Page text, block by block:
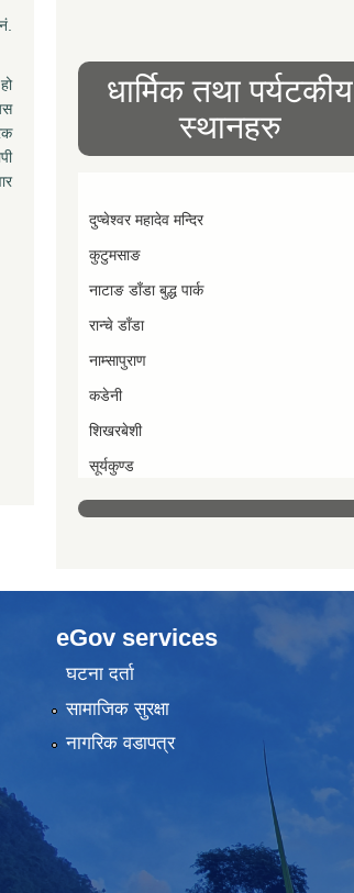
धार्मिक तथा पर्यटकीय
स्थानहरु
दुप्चेश्वर महादेव मन्दिर
कुटुमसाङ
नाटाङ डाँडा बुद्ध पार्क
रान्चे डाँडा
नाम्सापुराण
कडेनी
शिखरबेशी
सूर्यकुण्ड
eGov services
घटना दर्ता
सामाजिक सुरक्षा
नागरिक वडापत्र